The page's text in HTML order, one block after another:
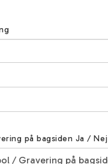
på bagsiden Ja / Nej